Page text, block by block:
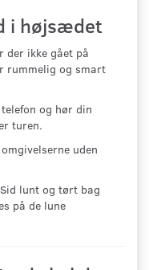
i højsædet
der ikke gået på
rummelig og smart
og hør din
turen.
uden
Sid lunt og tørt bag
på de lune